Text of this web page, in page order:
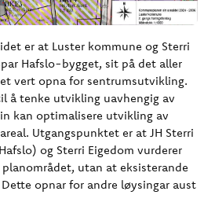
er at Luster kommune og Sterri
Hafslo-bygget, sit på det aller
vert opna for sentrumsutvikling.
å tenke utvikling uavhengig av
kan optimalisere utvikling av
Utgangspunktet er at JH Sterri
og Sterri Eigedom vurderer
utan at eksisterande
opnar for andre løysingar aust